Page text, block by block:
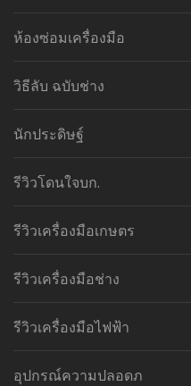
ห้องซ่อมเครื่องมือ
วิธีลับ ฉบับช่าง
นักประดิษฐ์
รีวิวโดนใจบก.
รีวิวเครื่องมือเกษตร
รีวิวเครื่องมือช่าง
รีวิวเครื่องมือไฟฟ้า
อุปกรณ์ความปลอดภ